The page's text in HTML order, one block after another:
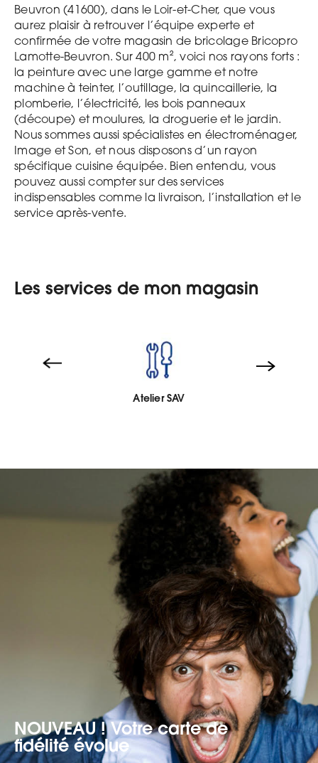
Beuvron (41600), dans le Loir-et-Cher, que vous
aurez plaisir à retrouver l’équipe experte et
confirmée de votre magasin de bricolage Bricopro
Lamotte-Beuvron. Sur 400 m², voici nos rayons forts :
la peinture avec une large gamme et notre
machine à teinter, l’outillage, la quincaillerie, la
plomberie, l’électricité, les bois panneaux
(découpe) et moulures, la droguerie et le jardin.
Nous sommes aussi spécialistes en électroménager,
Image et Son, et nous disposons d’un rayon
spécifique cuisine équipée. Bien entendu, vous
pouvez aussi compter sur des services
indispensables comme la livraison, l’installation et le
service après-vente.
Les services de mon magasin
Atelier SAV
NOUVEAU ! Votre carte de
fidélité évolue